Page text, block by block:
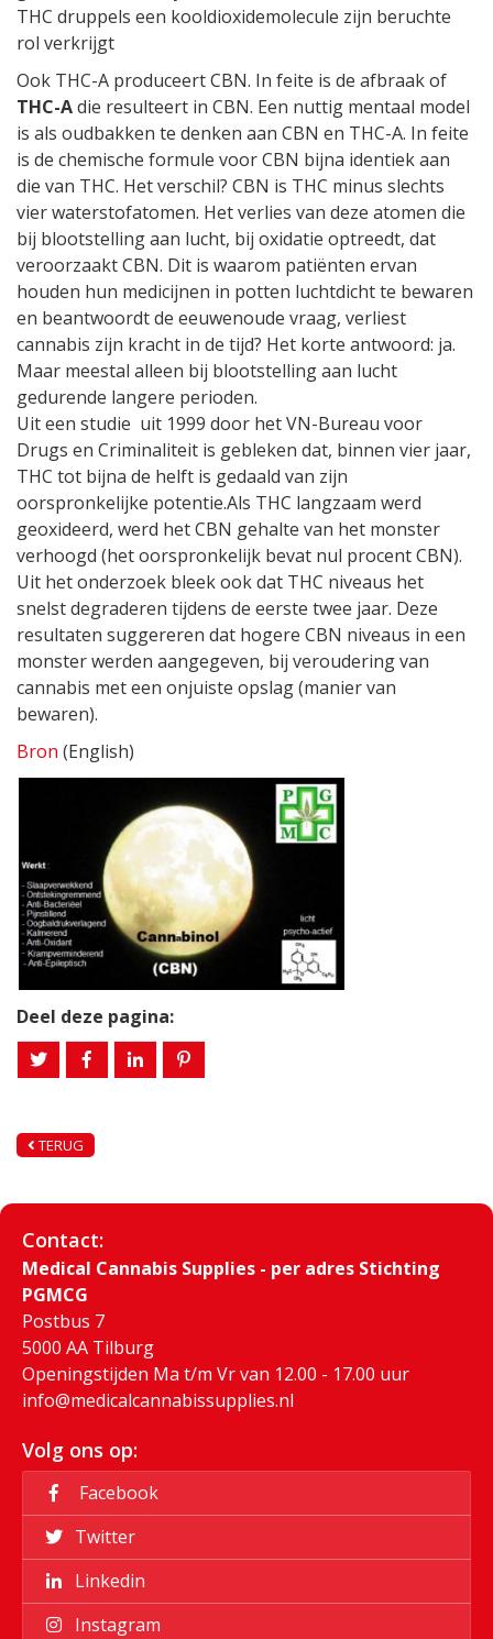
THC druppels een kooldioxidemolecule zijn beruchte
rol verkrijgt
Ook THC-A produceert CBN. In feite is de afbraak of
THC-Adie resulteert in CBN. Een nuttig mentaal model
is als oudbakken te denken aan CBN en THC-A. In feite
is de chemische formule voor CBN bijna identiek aan
die van THC. Het verschil? CBN is THC minus slechts
vier waterstofatomen. Het verlies van deze atomen die
bij blootstelling aan lucht, bij oxidatie optreedt, dat
veroorzaakt CBN. Dit is waarom patiënten ervan
houden hun medicijnen in potten luchtdicht te bewaren
en beantwoordt de eeuwenoude vraag, verliest
cannabis zijn kracht in de tijd? Het korte antwoord: ja.
Maar meestal alleen bij blootstelling aan lucht
gedurende langere perioden.
Uit een studie uit 1999 door het VN-Bureau voor
Drugs en Criminaliteit is gebleken dat, binnen vier jaar,
THC tot bijna de helft is gedaald van zijn
oorspronkelijke potentie.Als THC langzaam werd
geoxideerd, werd het CBN gehalte van het monster
verhoogd (het oorspronkelijk bevat nul procent CBN).
Uit het onderzoek bleek ook dat THC niveaus het
snelst degraderen tijdens de eerste twee jaar. Deze
resultaten suggereren dat hogere CBN niveaus in een
monster werden aangegeven, bij veroudering van
cannabis met een onjuiste opslag (manier van
bewaren).
Bron (English)
Deel deze pagina:
TERUG
Contact:
Medical Cannabis Supplies - per adres Stichting
PGMCG
Postbus 7
5000 AA Tilburg
Openingstijden Ma t/m Vr van 12.00 - 17.00 uur
info@medicalcannabissupplies.nl
Volg ons op:
Facebook
Twitter
Linkedin
Instagram